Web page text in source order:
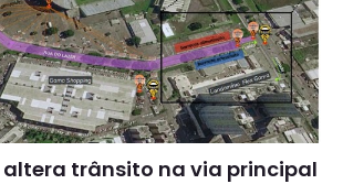
altera trânsito na via principal